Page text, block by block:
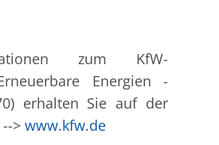
zum KfW-
Energien -
erhalten Sie auf der
> www.kfw.de